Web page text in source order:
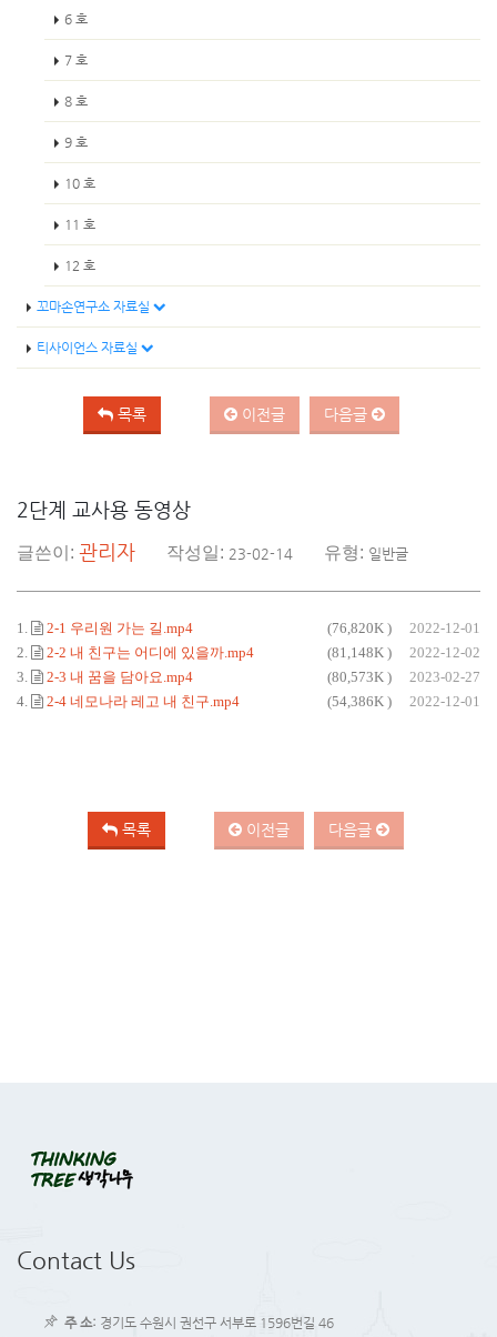
6 호
7 호
8 호
9 호
10 호
11 호
12 호
꼬마손연구소 자료실
티사이언스 자료실
목록 이전글 다음글
2단계 교사용 동영상
글쓴이: 관리자 작성일: 23-02-14 유형: 일반글
1. 2-1 우리원 가는 길.mp4 (76,820K )
2022-12-01
2.
2-2 내 친구는 어디에 있을까.mp4 (81,148K )
2022-12-02
3.
2-3 내 꿈을 담아요.mp4 (80,573K )
2023-02-27
4.
2-4 네모나라 레고 내 친구.mp4 (54,386K ) 2022-12-01
목록 이전글 다음글
Contact Us
주 소: 경기도 수원시 권선구 서부로 1596번길 46